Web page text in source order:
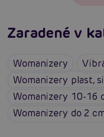
Zaradené v
Womanizery
Womanizery plast,
Womanizery 10-16
Womanizery do 2